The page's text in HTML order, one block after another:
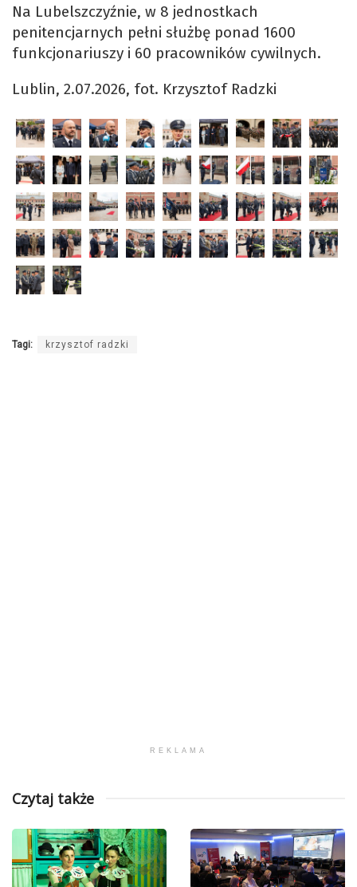
Na Lubelszczyźnie, w 8 jednostkach
penitencjarnych pełni służbę ponad 1600
funkcjonariuszy i 60 pracowników cywilnych.
Lublin, 2.07.2026, fot. Krzysztof Radzki
Tagi: krzysztof radzki
REKLAMA
Czytaj także